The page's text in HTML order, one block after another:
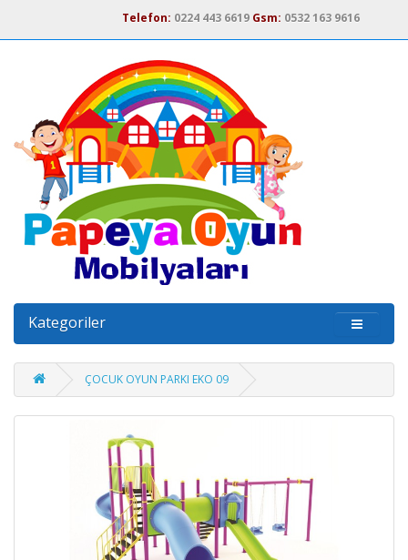
Telefon: 0224 443 6619 Gsm: 0532 163 9616
Kategoriler
ÇOCUK OYUN PARKI EKO 09